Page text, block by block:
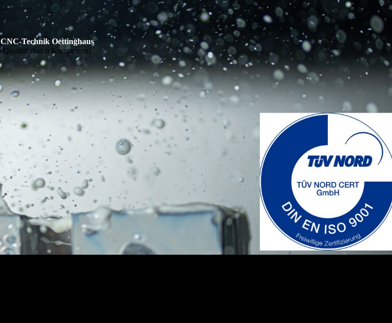
CNC-Technik Oettinghaus
Qualität durch Kompetenz!